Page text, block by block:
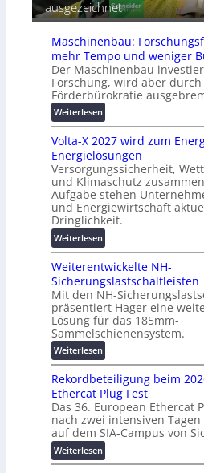
i
i
e
r
u
n
g
s
l
ö
s
u
n
g
e
n
h
e
r
ä
e
s
c
h
u
t
z
u
n
d
d
i
g
i
t
a
l
e
T
r
a
n
s
p
a
r
e
n
z
ausgezeichnet
Maschinenbau:
mehr Tempo und weniger
Der Maschinenbau
Forschung, wird aber
Förderbürokratie
Weiterlesen:
M
a
s
c
h
i
n
e
n
b
a
u
:
F
o
r
s
h
u
n
g
s
f
Volta-X 2027 wird zum
Energielösungen
Versorgungssicherheit,
und Klimaschutz
Aufgabe stehen
und Energiewirtschaft
Dringlichkeit.
Weiterlesen:
V
o
l
t
a
-
X
2
0
2
7
w
i
r
d
z
Weiterentwickelte NH-
Sicherungslastschaltleisten
Mit den NH-
präsentiert Hager eine
Lösung für das 185mm-
Sammelschienensystem.
Weiterlesen:
W
e
i
t
e
r
e
n
Rekordbeteiligung beim
Ethercat Plug Fest
Das 36. European Ethercat
nach zwei intensiven
auf dem SIA-Campus von
Weiterlesen:
R